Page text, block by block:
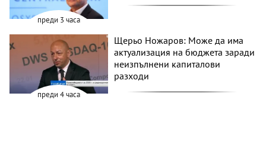
преди 3 часа
преди 4 часа
Щерьо Ножаров: Може да има
актуализация на бюджета заради
неизпълнени капиталови
разходи